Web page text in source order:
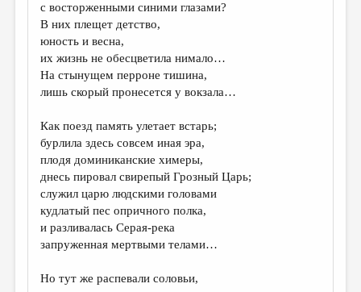
с восторженными синими глазами?
В них плещет детство,
юность и весна,
их жизнь не обесцветила нимало…
На стынущем перроне тишина,
лишь скорый пронесется у вокзала…
Как поезд память улетает встарь;
бурлила здесь совсем иная эра,
плодя доминиканские химеры,
днесь пировал свирепый Грозный Царь;
служил царю людскими головами
кудлатый пес опричного полка,
и разливалась Серая-река
запруженная мертвыми телами…
Но тут же распевали соловьи,